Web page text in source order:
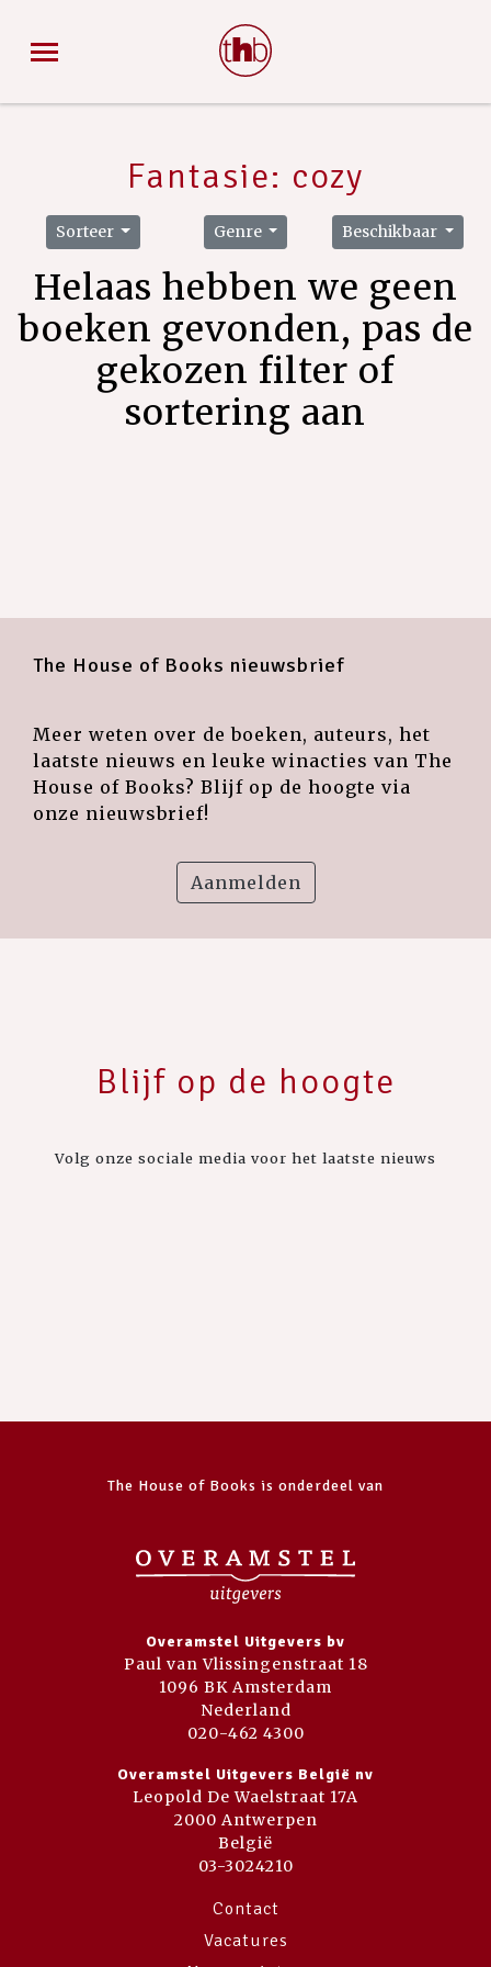
Fantasie: cozy
Sorteer Genre Beschikbaar
Helaas hebben we geen
boeken gevonden, pas de
gekozen filter of
sortering aan
The House of Books nieuwsbrief
Meer weten over de boeken, auteurs, het
laatste nieuws en leuke winacties van The
House of Books? Blijf op de hoogte via
onze nieuwsbrief!
Aanmelden
Blijf op de hoogte
Volg onze sociale media voor het laatste nieuws
The House of Books is onderdeel van
Overamstel Uitgevers bv
Paul van Vlissingenstraat 18
1096 BK Amsterdam
Nederland
020-462 4300
Overamstel Uitgevers België nv
Leopold De Waelstraat 17A
2000 Antwerpen
België
03-3024210
Contact
Vacatures